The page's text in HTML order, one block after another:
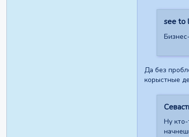
see to
Да без
корыстные
Ну